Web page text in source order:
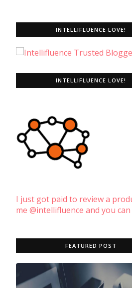
INTELLIFLUENCE LOVE!
INTELLIFLUENCE LOVE!
I just got paid to review a
me @intellifluence and you
FEATURED POST